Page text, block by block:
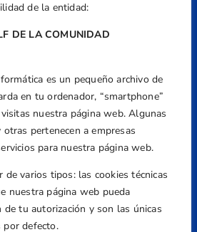
de la entidad:
DE LA COMUNIDAD
es un pequeño archivo de
en tu ordenador, “smartphone”
nuestra página web. Algunas
pertenecen a empresas
para nuestra página web.
de varios tipos: las cookies técnicas
nuestra página web pueda
de tu autorización y son las únicas
por defecto.
Dirección
Carrer d'Isaac Peral i
Despachos 2 y 3, 46980,
Valencia
961 367 799
Email